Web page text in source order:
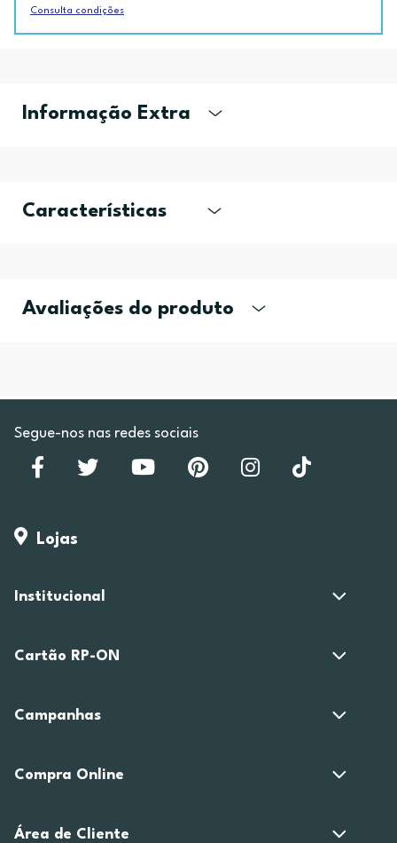
Consulta condições
Informação Extra
Características
Avaliações do produto
Segue-nos nas redes sociais
Lojas
Institucional
Cartão RP-ON
Campanhas
Compra Online
Área de Cliente